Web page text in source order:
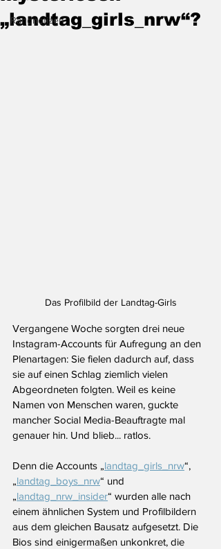
Randnotizen
„landtag_girls_nrw“?
Das Profilbild der Landtag-Girls
Vergangene Woche sorgten drei neue
Instagram-Accounts für Aufregung an den
Plenartagen: Sie fielen dadurch auf, dass
sie auf einen Schlag ziemlich vielen
Abgeordneten folgten. Weil es keine
Namen von Menschen waren, guckte
mancher Social Media-Beauftragte mal
genauer hin. Und blieb... ratlos.
Denn die Accounts „landtag_girls_nrw“,
„landtag_boys_nrw“ und
„landtag_nrw_insider“ wurden alle nach
einem ähnlichen System und Profilbildern
aus dem gleichen Bausatz aufgesetzt. Die
Bios sind einigermaßen unkonkret, die